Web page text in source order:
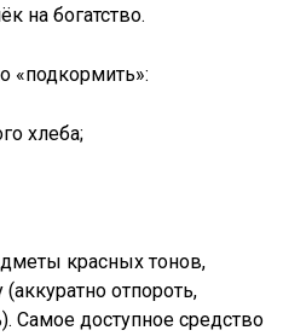
на богатство.
«подкормить»:
хлеба;
красных тонов,
отпороть,
Самое доступное средство